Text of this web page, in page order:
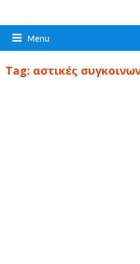
Menu
Tag: αστικές